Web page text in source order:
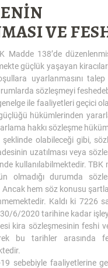
VE
Madde 138’de
güçlük yaşayan
uyarlanmasını
sözleşmeyi
ile faaliyetleri geçici
hükümlerinden
hakkı sözleşme
şeklinde olabileceği gibi,
uzatılması veya
kullanılabilmektedir. TBK
olmadığı durumda
Ancak hem söz konusu
Kaldı ki 7226
6/2020 tarihine kadar
kira sözleşmesinin feshi
bu tarihler arasında
sebebiyle faaliyetlerine